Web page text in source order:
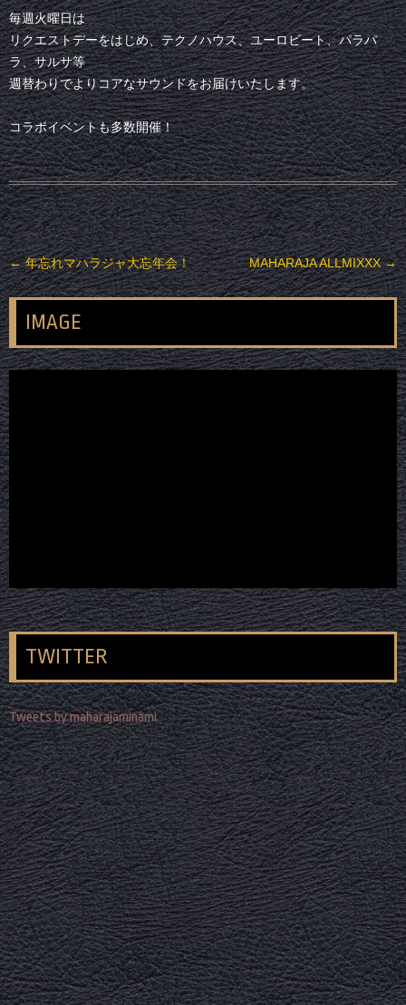
毎週火曜日は
リクエストデーをはじめ、テクノハウス、ユーロビート、パラパ
ラ、サルサ等
週替わりでよりコアなサウンドをお届けいたします。
コラボイベントも多数開催！
投稿ナビゲーション
←年忘れマハラジャ大忘年会！ MAHARAJA ALLMIXXX→
IMAGE
TWITTER
Tweets by maharajaminami